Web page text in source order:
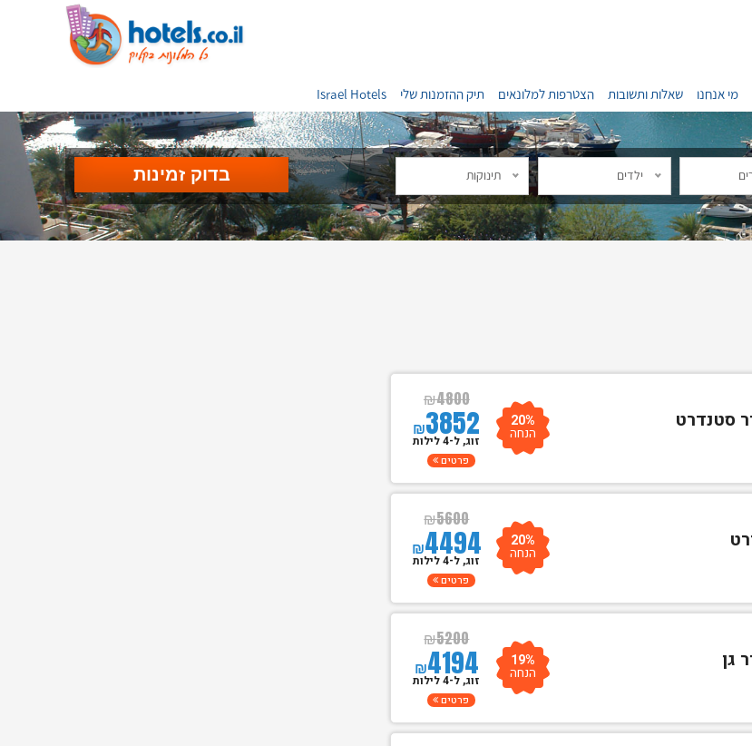
מי אנחנו שאלות ותשובות הצטרפות למלונאים תיק ההזמנות שלי Israel Hotels
ילדים תינוקות
₪4800
₪3852 20%
הנחה זוג, ל-4 לילות
פרטים
₪5600
₪4494 20%
הנחה זוג, ל-4 לילות
פרטים
₪5200
₪4194 19%
הנחה זוג, ל-4 לילות
פרטים